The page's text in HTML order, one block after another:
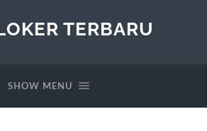
TERBARU
SHOW MENU